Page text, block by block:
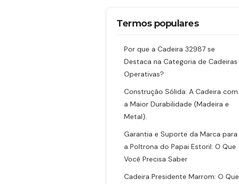
Termos populares
Por que a Cadeira 32987 se
Destaca na Categoria de Cadeiras
Operativas?
Construção Sólida: A Cadeira com
a Maior Durabilidade (Madeira e
Metal).
Garantia e Suporte da Marca para
a Poltrona do Papai Estoril: O Que
Você Precisa Saber
Cadeira Presidente Marrom: O Que